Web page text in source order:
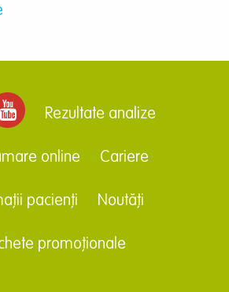
Rezultate analize
online Cariere
pacienți Noutăți
promoționale